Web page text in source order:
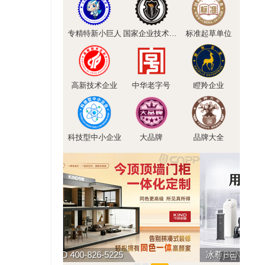
专精特新小巨人 国家企业技术中心 标准起草单位
高新技术企业 中华老字号 瞪羚企业
科技型中小企业 大品牌 品牌大全
今顶KIND 400-826-5225 广告